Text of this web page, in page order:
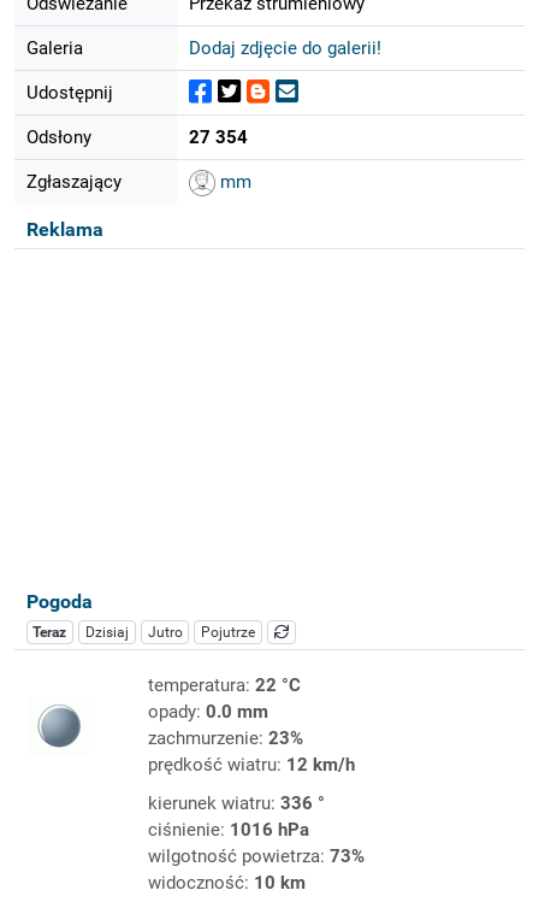
Galeria Dodaj zdjęcie do galerii!
Udostępnij
Odsłony 27 354
Zgłaszający mm
Reklama
Pogoda
Teraz Dzisiaj Jutro Pojutrze
temperatura: 22 °C
opady: 0.0 mm
zachmurzenie: 23%
prędkość wiatru: 12 km/h
kierunek wiatru: 336 °
ciśnienie: 1016 hPa
wilgotność powietrza: 73%
widoczność: 10 km